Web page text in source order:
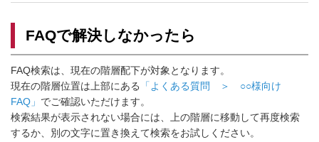
FAQで解決しなかったら
FAQ検索は、現在の階層配下が対象となります。
現在の階層位置は上部にある
「よくある質問 ＞ ○○様向け
FAQ」 でご確認いただけます。
検索結果が表示されない場合には、上の階層に移動して再度検索
するか、別の文字に置き換えて検索をお試しください。